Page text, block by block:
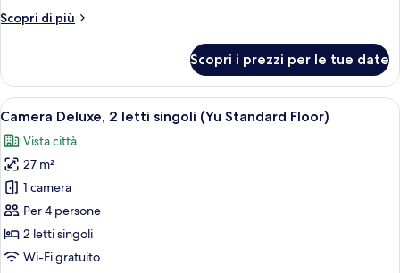
(Yu
Scopri di più
Altri
Standard,
ad
angolo
Standard
Floor)
Scopri i prezzi per le tue date
Apri
tutte
le
foto
per
Camera
Deluxe,
2
Una camera da letto moderna con
17
Camera Deluxe, 2 letti singoli (Yu Standard Floor)
Vista città
27 m²
1 camera
Per 4 persone
2 letti singoli
Wi-Fi gratuito